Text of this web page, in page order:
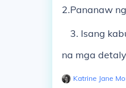
2.Pananaw
Isang
na mga
Katrine Jane